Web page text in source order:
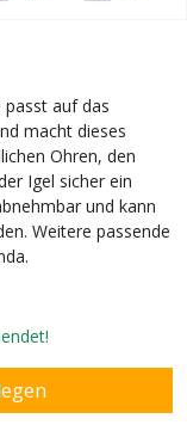
passt auf das
macht dieses
Ohren, den
Igel sicher ein
und kann
Weitere passende